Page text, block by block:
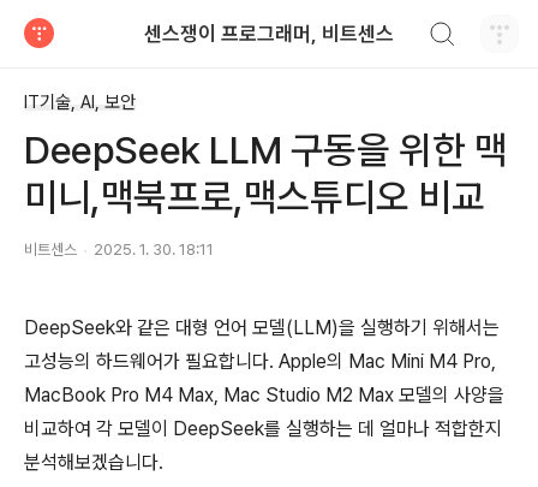
센스쟁이 프로그래머, 비트센스
IT기술, AI, 보안
DeepSeek LLM 구동을 위한 맥
미니,맥북프로,맥스튜디오 비교
비트센스 2025. 1. 30. 18:11
DeepSeek와 같은 대형 언어 모델(LLM)을 실행하기 위해서는
고성능의 하드웨어가 필요합니다. Apple의 Mac Mini M4 Pro,
MacBook Pro M4 Max, Mac Studio M2 Max 모델의 사양을
비교하여 각 모델이 DeepSeek를 실행하는 데 얼마나 적합한지
분석해보겠습니다.